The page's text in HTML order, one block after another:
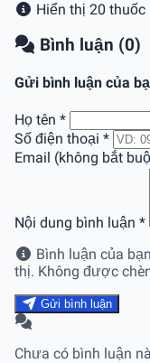
Hiển thị 20
Bình luận (0)
Gửi bình luận của
Họ tên *
Số điện thoại *
Email (không bắt
Nội dung bình luận *
Bình luận của
thị. Không được
Gửi bình luận
Chưa có bình luận